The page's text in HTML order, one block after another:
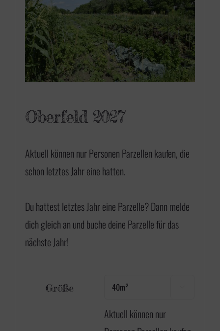
Oberfeld 2027
Aktuell können nur Personen Parzellen kaufen, die
schon letztes Jahr eine hatten.
Du hattest letztes Jahr eine Parzelle? Dann melde
dich gleich an und buche deine Parzelle für das
nächste Jahr!
Größe
Aktuell können nur